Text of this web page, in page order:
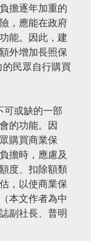
擔逐年加重的
，應能在政府
能。因此，建
外增加長照保
民眾自行購買
可或缺的一部
的功能。因
購買商業保
擔時，應慮及
度、扣除額類
，以使商業保
本文作者為中
副社長、普明